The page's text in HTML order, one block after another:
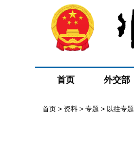
首页 外交部
首页 > 资料 > 专题 > 以往专题